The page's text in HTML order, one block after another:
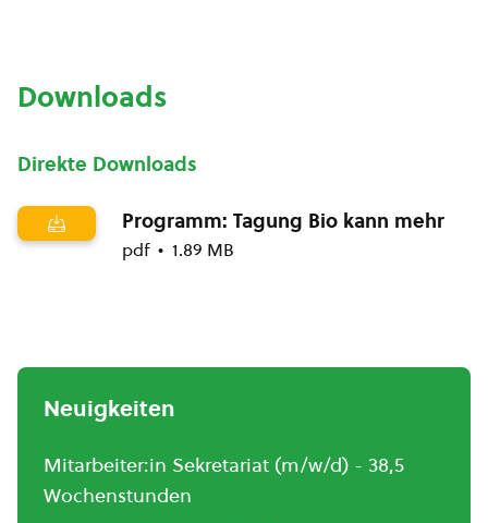
Downloads
Direkte Downloads
Programm: Tagung Bio kann mehr
pdf 1.89 MB
Neuigkeiten
Mitarbeiter:in Sekretariat (m/w/d) - 38,5
Wochenstunden